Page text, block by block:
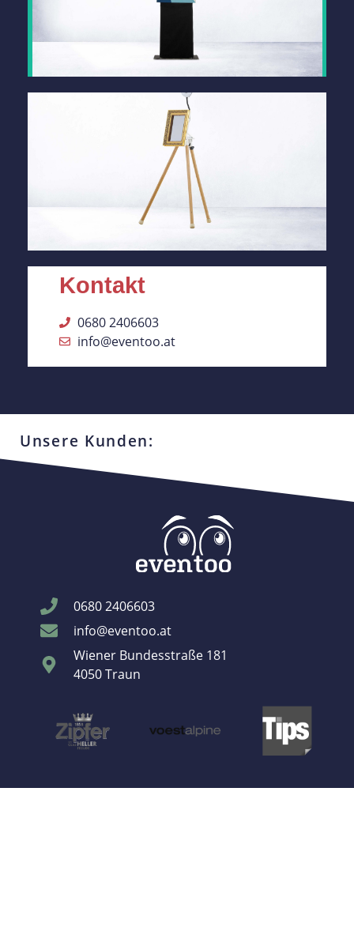
fotoBOOX
Unser vielseitiges Standard-Modell
iPadBOOX
Die kleinste Lösung, auch zum Einbau!
mehr Infos
Kontakt
0680 2406603
info@eventoo.at
Unsere Kunden:
0680 2406603
info@eventoo.at
Wiener Bundesstraße 181
4050 Traun